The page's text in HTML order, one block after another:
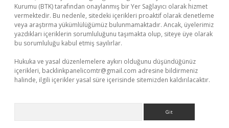
Kurumu (BTK) tarafından onaylanmış bir Yer Sağlayıcı olarak hizmet
vermektedir. Bu nedenle, sitedeki içerikleri proaktif olarak denetleme
veya araştırma yükümlülüğümüz bulunmamaktadır. Ancak, üyelerimiz
yazdıkları içeriklerin sorumluluğunu taşımakta olup, siteye üye olarak
bu sorumluluğu kabul etmiş sayılırlar.
Hukuka ve yasal düzenlemelere aykırı olduğunu düşündüğünüz
içerikleri, backlinkpanelicomtr@gmail.com adresine bildirmeniz
halinde, ilgili içerikler yasal süre içerisinde sitemizden kaldırılacaktır.